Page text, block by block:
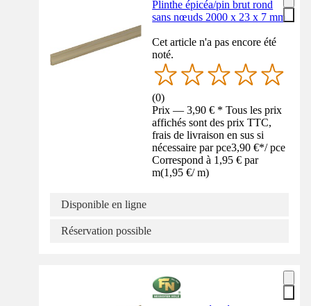
Plinthe épicéa/pin brut rond
sans nœuds 2000 x 23 x 7 mm
Cet article n'a pas encore été
noté.
(0)
Prix — 3,90 € * Tous les prix
affichés sont des prix TTC,
frais de livraison en sus si
nécessaire par pce3,90 €*/ pce
Correspond à 1,95 € par
m(1,95 €/ m)
Disponible en ligne
Réservation possible